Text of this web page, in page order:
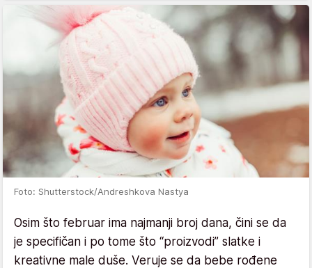
Foto: Shutterstock/Andreshkova Nastya
Osim što februar ima najmanji broj dana, čini se da
je specifičan i po tome što “proizvodi” slatke i
kreativne male duše. Veruje se da bebe rođene